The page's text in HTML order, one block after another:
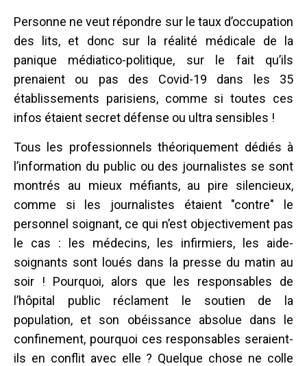
Personne ne veut répondre sur le taux d’occupation
des lits, et donc sur la réalité médicale de la
panique médiatico-politique, sur le fait qu’ils
prenaient ou pas des Covid-19 dans les 35
établissements parisiens, comme si toutes ces
infos étaient secret défense ou ultra sensibles !
Tous les professionnels théoriquement dédiés à
l’information du public ou des journalistes se sont
montrés au mieux méfiants, au pire silencieux,
comme si les journalistes étaient "contre" le
personnel soignant, ce qui n’est objectivement pas
le cas : les médecins, les infirmiers, les aide-
soignants sont loués dans la presse du matin au
soir ! Pourquoi, alors que les responsables de
l’hôpital public réclament le soutien de la
population, et son obéissance absolue dans le
confinement, pourquoi ces responsables seraient-
ils en conflit avec elle ? Quelque chose ne colle